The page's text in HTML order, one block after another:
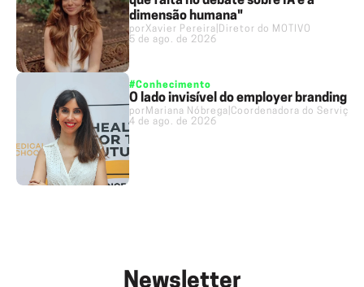
dimensão humana"
porXavier Pereira Diretor do MOTIVO
5 de ago. de 2026
#Conhecimento
O lado invisível do employer branding
por Mariana Nóbrega Coordenadora do Serviço
4 de ago. de 2026
Newsletter